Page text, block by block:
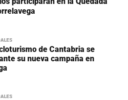
de Cantabria se
su nueva campaña en